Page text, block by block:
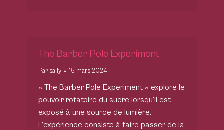
The Barber Pole Experiment
Par sally 15 mars 2024
« The Barber Pole Experiment » explore le
pouvoir rotatoire du sucre lorsqu’il est
exposé à une source de lumière.
L’expérience consiste à faire passer de la